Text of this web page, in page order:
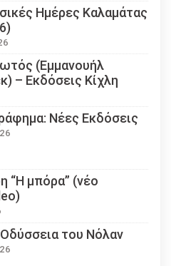
Ημέρες Καλαμάτας
(Εμμανουήλ
– Εκδόσεις Κίχλη
Νέες Εκδόσεις
“Η μπόρα” (νέο
Οδύσσεια του Νόλαν